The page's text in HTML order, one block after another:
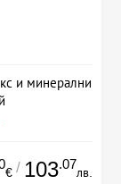
и минерални
€ / 103.07
лв.